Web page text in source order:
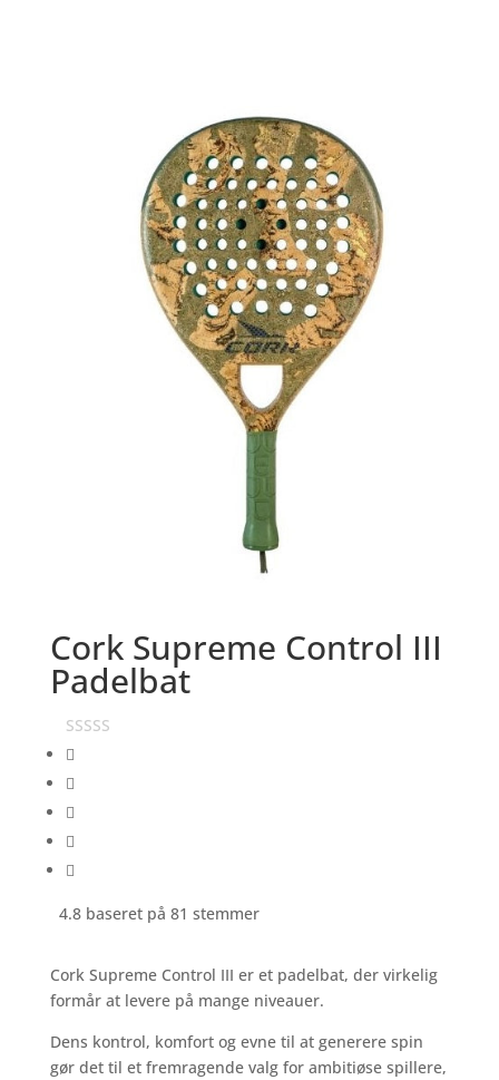
Cork Supreme Control III
Padelbat
4.8 baseret på 81 stemmer
Cork Supreme Control III er et padelbat, der virkelig
formår at levere på mange niveauer.
Dens kontrol, komfort og evne til at generere spin
gør det til et fremragende valg for ambitiøse spillere,